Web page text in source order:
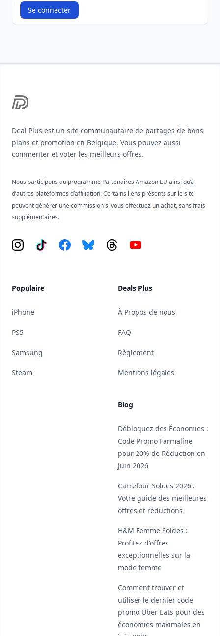
Se connecter
Deal Plus est un site communautaire de partages de bons
plans et promotion en Belgique. Vous pouvez aussi
commenter et voter les meilleurs offres.
Nous participons au programme Partenaires Amazon EU ainsi qu’à
d’autres plateformes d’affiliation. Certains liens présents sur le site
peuvent générer une commission si vous effectuez un achat, sans frais
supplémentaires.
Instagram
Tiktok FacebookBlueskyThreadsYouTube
Populaire
iPhone
PS5
Samsung
Steam
Deals Plus
À Propos de nous
FAQ
Règlement
Mentions légales
Blog
Débloquez des Économies :
Code Promo Farmaline
pour 20% de Réduction en
Juin 2026
Carrefour Soldes 2026 :
Votre guide des meilleures
offres et réductions
H&M Femme Soldes :
Profitez d'offres
exceptionnelles sur la
mode femme
Comment trouver et
utiliser le dernier code
promo Uber Eats pour des
économies maximales en